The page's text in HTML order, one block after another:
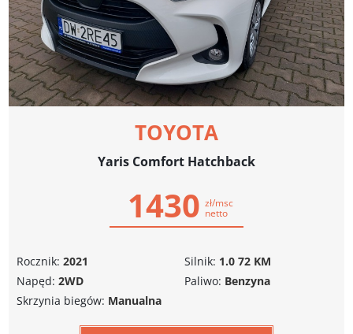
TOYOTA
Yaris Comfort Hatchback
1430 zł/msc
netto
Rocznik: 2021
Napęd: 2WD
Silnik: 1.0 72 KM
Paliwo: Benzyna
Skrzynia biegów: Manualna